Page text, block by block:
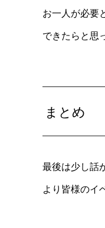
お一人が必要
できたらと思
まとめ
最後は少し話
より皆様のイ